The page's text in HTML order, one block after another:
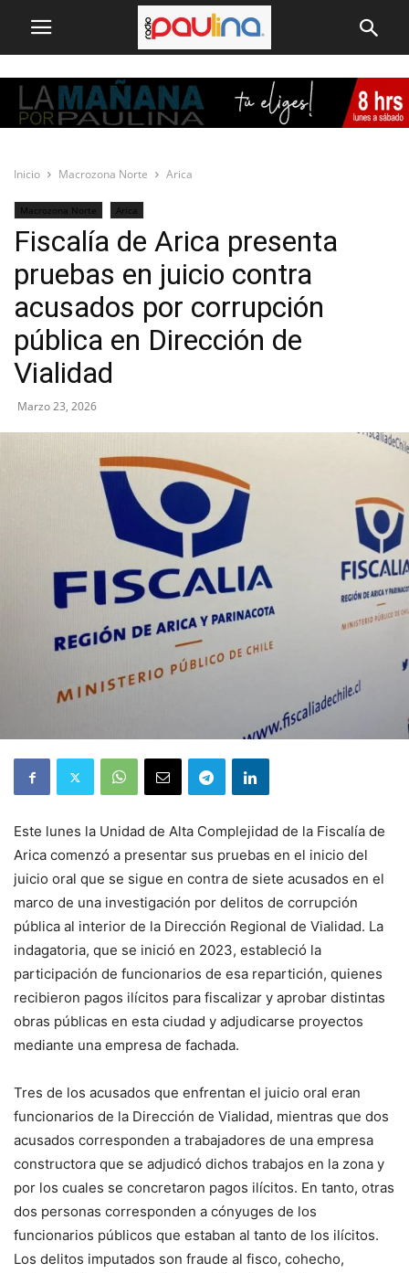
Inicio Macrozona Norte Arica
Macrozona Norte Arica
Fiscalía de Arica presenta
pruebas en juicio contra
acusados por corrupción
pública en Dirección de
Vialidad
Marzo 23, 2026
Este lunes la Unidad de Alta Complejidad de la Fiscalía de
Arica comenzó a presentar sus pruebas en el inicio del
juicio oral que se sigue en contra de siete acusados en el
marco de una investigación por delitos de corrupción
pública al interior de la Dirección Regional de Vialidad. La
indagatoria, que se inició en 2023, estableció la
participación de funcionarios de esa repartición, quienes
recibieron pagos ilícitos para fiscalizar y aprobar distintas
obras públicas en esta ciudad y adjudicarse proyectos
mediante una empresa de fachada.
Tres de los acusados que enfrentan el juicio oral eran
funcionarios de la Dirección de Vialidad, mientras que dos
acusados corresponden a trabajadores de una empresa
constructora que se adjudicó dichos trabajos en la zona y
por los cuales se concretaron pagos ilícitos. En tanto, otras
dos personas corresponden a cónyuges de los
funcionarios públicos que estaban al tanto de los ilícitos.
Los delitos imputados son fraude al fisco, cohecho,